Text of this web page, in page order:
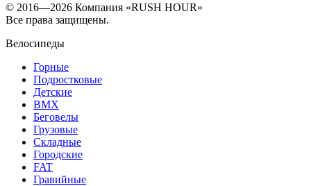
© 2016—2026 Компания «RUSH HOUR»
Все права защищены.
Велосипеды
Горные
Подростковые
Детские
BMX
Беговелы
Грузовые
Складные
Городские
FAT
Гравийные